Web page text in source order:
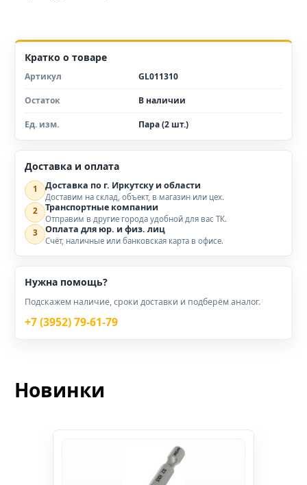
Кратко о товаре
Артикул GL011310
Остаток В наличии
Ед. изм. Пара (2 шт.)
Доставка и оплата
1 Доставка по г. Иркутску и области
Доставим на склад, объект, в магазин или цех.
2 Транспортные компании
Отправим в другие города удобной для вас ТК.
3 Оплата для юр. и физ. лиц
Счёт, наличные или банковская карта в офисе.
Нужна помощь?
Подскажем наличие, сроки доставки и подберём аналог.
+7 (3952) 79-61-79
Новинки